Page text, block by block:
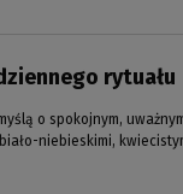
rytuału
o spokojnym,
niebieskimi,